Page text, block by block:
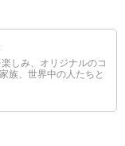
しみ、オリジナルのコ
族、世界中の人たちと